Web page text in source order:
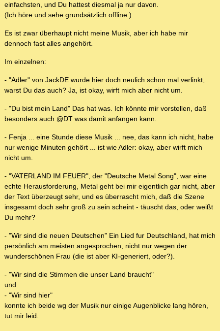
einfachsten, und Du hattest diesmal ja nur davon.
(Ich höre und sehe grundsätzlich offline.)
Es ist zwar überhaupt nicht meine Musik, aber ich habe mir
dennoch fast alles angehört.
Im einzelnen:
- "Adler" von JackDE wurde hier doch neulich schon mal verlinkt,
warst Du das auch? Ja, ist okay, wirft mich aber nicht um.
- "Du bist mein Land" Das hat was. Ich könnte mir vorstellen, daß
besonders auch @DT was damit anfangen kann.
- Fenja ... eine Stunde diese Musik ... nee, das kann ich nicht, habe
nur wenige Minuten gehört ... ist wie Adler: okay, aber wirft mich
nicht um.
- "VATERLAND IM FEUER", der "Deutsche Metal Song", war eine
echte Herausforderung, Metal geht bei mir eigentlich gar nicht, aber
der Text überzeugt sehr, und es überrascht mich, daß die Szene
insgesamt doch sehr groß zu sein scheint - täuscht das, oder weißt
Du mehr?
- "Wir sind die neuen Deutschen" Ein Lied fur Deutschland, hat mich
persönlich am meisten angesprochen, nicht nur wegen der
wunderschönen Frau (die ist aber KI-generiert, oder?).
- "Wir sind die Stimmen die unser Land braucht"
und
- "Wir sind hier"
konnte ich beide wg der Musik nur einige Augenblicke lang hören,
tut mir leid.